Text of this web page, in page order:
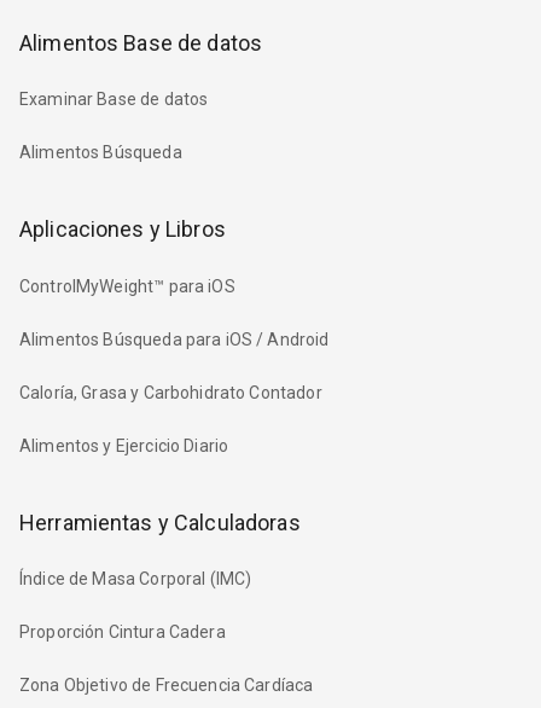
Alimentos Base de datos
Examinar Base de datos
Alimentos Búsqueda
Aplicaciones y Libros
ControlMyWeight™ para iOS
Alimentos Búsqueda para iOS / Android
Caloría, Grasa y Carbohidrato Contador
Alimentos y Ejercicio Diario
Herramientas y Calculadoras
Índice de Masa Corporal (IMC)
Proporción Cintura Cadera
Zona Objetivo de Frecuencia Cardíaca